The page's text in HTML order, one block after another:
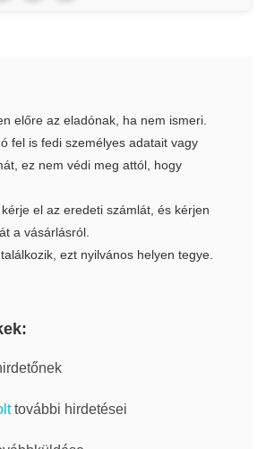
előre az eladónak, ha nem ismeri.
fel is fedi személyes adatait vagy
ez nem védi meg attól, hogy
el az eredeti számlát, és kérjen
a vásárlásról.
ezt nyilvános helyen tegye.
további hirdetései